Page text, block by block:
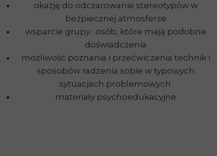
okazję do odczarowanie stereotypów w
bezpiecznej atmosferze
wsparcie grupy: osób, które mają podobne
doświadczenia
możliwość poznania i przećwiczenia technik i
sposobów radzenia sobie w typowych
sytuacjach problemowych
materiały psychoedukacyjne